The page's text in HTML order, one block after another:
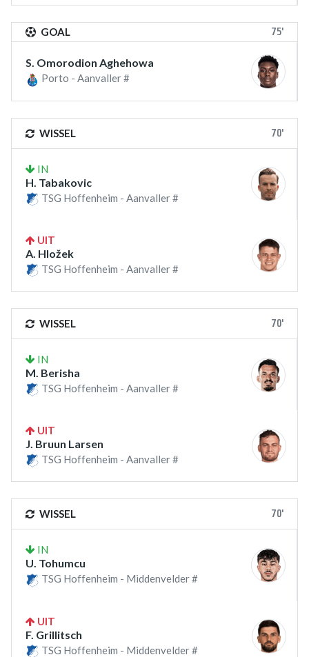
GOAL 75'
S. Omorodion Aghehowa
Porto - Aanvaller #
WISSEL 70'
IN
H. Tabakovic
TSG Hoffenheim - Aanvaller #
UIT
A. Hložek
TSG Hoffenheim - Aanvaller #
WISSEL 70'
IN
M. Berisha
TSG Hoffenheim - Aanvaller #
UIT
J. Bruun Larsen
TSG Hoffenheim - Aanvaller #
WISSEL 70'
IN
U. Tohumcu
TSG Hoffenheim - Middenvelder #
UIT
F. Grillitsch
TSG Hoffenheim - Middenvelder #